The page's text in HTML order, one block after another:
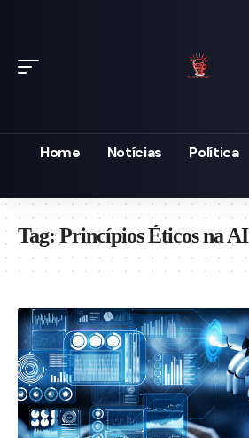
Home Notícias Política
Tag:Princípios Éticos na AI